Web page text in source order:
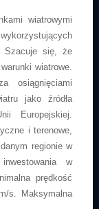
wiatrowymi
Szacuje się, że
wiatrowe.
osiągnięciami
jako źródła
Europejskiej.
i terenowe,
regionie w
w
prędkość
s. Maksymalna